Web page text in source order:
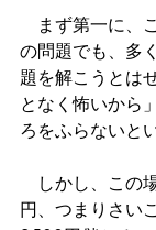
まず第一に、
の問題でも、多
題を解こうとは
となく怖いから
ろをふらないと
しかし、この
円、つまりさい